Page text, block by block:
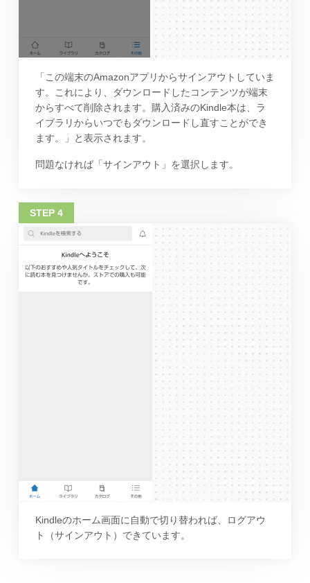
「この端末のAmazonアプリからサインアウトしていま
す。これにより、ダウンロードしたコンテンツが端末
からすべて削除されます。購入済みのKindle本は、ラ
イブラリからいつでもダウンロードし直すことができ
ます。」と表示されます。
問題なければ「サインアウト」を選択します。
Kindleのホーム画面に自動で切り替われば、ログアウ
ト（サインアウト）できています。